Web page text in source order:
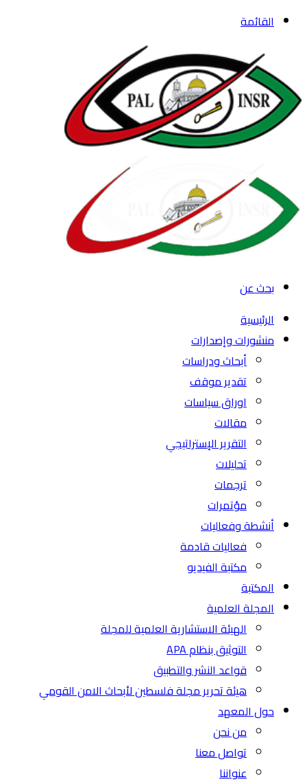
القائمة
بحث عن
الرئيسية
منشورات وإصدارات
أبحاث ودراسات
تقدير موقف
اوراق سياسات
مقالات
التقرير الإستراتيجي
تحليلات
ترجمات
مؤتمرات
أنشطة وفعاليات
فعاليات قادمة
مكتبة الفيديو
المكتبة
المجلة العلمية
الهيئة الاستشارية العلمية للمجلة
التوثيق بنظام APA
قواعد النشر والتطبيق
هيئة تحرير مجلة فلسطين لأبحاث الامن القومي
حول المعهد
من نحن
تواصل معنا
عنواننا